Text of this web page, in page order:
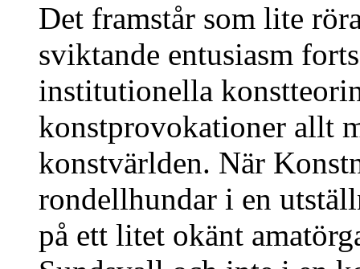
Det framstår som lite
sviktande entusiasm
institutionella
konstprovokationer allt
konstvärlden. När
rondellhundar i en
på ett litet okänt